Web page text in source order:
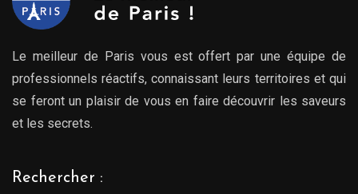
Le meilleur de Paris vous est offert par une équipe de
professionnels réactifs, connaissant leurs territoires et qui
se feront un plaisir de vous en faire découvrir les saveurs
et les secrets.
Rechercher :